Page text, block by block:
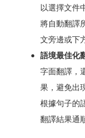
以選擇文件
將自動翻譯
文旁邊或下
語境最佳化
字面翻譯，
果，避免出
根據句子的
翻譯結果通